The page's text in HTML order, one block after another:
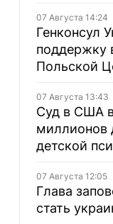
07 Августа 14:24
Генконсул
поддержку
Польской
07 Августа 13:43
Суд в США
миллионов
детской
07 Августа 12:05
Глава
стать